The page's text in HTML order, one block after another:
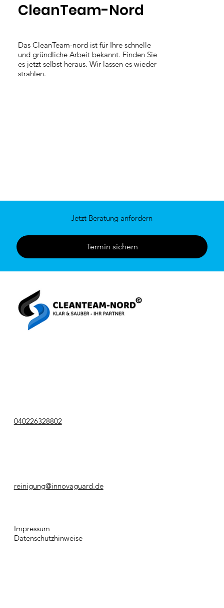
CleanTeam-Nord
Das CleanTeam-nord ist für Ihre schnelle
und gründliche Arbeit bekannt. Finden Sie
es jetzt selbst heraus. Wir lassen es wieder
strahlen.
Jetzt Beratung anfordern
Termin sichern
040226328802
reinigung@innovaguard.de
Impressum
Datenschutzhinweise